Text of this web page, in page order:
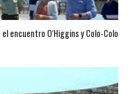
encuentro O’Higgins y Colo-Colo